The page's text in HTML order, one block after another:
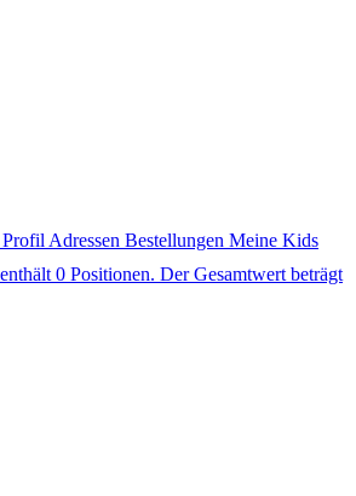
Profil Adressen Bestellungen Meine Kids
0 Positionen. Der Gesamtwert beträgt